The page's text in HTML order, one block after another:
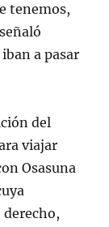
tenemos,
a pasar
del
viajar
Osasuna